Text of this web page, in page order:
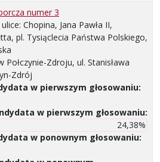
numer 3
Chopina, Jana Pawła II,
pl. Tysiąclecia Państwa Polskiego,
Połczynie-Zdroju, ul. Stanisława
Zdrój
w pierwszym głosowaniu:
w pierwszym głosowaniu:
24,38%
w ponownym głosowaniu: